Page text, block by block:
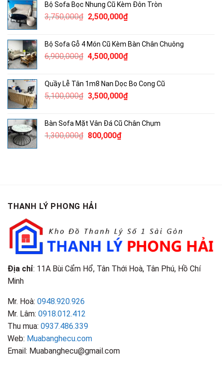
490,000₫.là:
300,000₫.
Bộ Sofa Bọc Nhung Cũ Kèm Đôn Tròn
3,750,000₫ Giá
3,750,000₫.
2,500,000₫Giá
là:
2,500,000₫.
Bộ Sofa Gỗ 4 Món Cũ Kèm Bàn Chân Chuông
6,900,000₫ Giá
6,900,000₫.
4,500,000₫Giá
là:
4,500,000₫.
Quầy Lễ Tân 1m8 Nan Dọc Bo Cong Cũ
5,100,000₫ Giá
5,100,000₫.
3,500,000₫Giá
là:
Bàn Sofa Mặt Vân Đá Cũ Chân Chụm
1,300,000₫ Giá
800,000₫Giá
THANH LÝ PHONG HẢI
Địa chỉ: 11A Bùi Cẩm Hổ, Tân Thới Hoà, Tân Phú, Hồ Chí
Minh
Mr. Hoà: 0948.920.926
Mr. Lâm: 0918.012.412
Thu mua: 0937.486.339
Web: Muabanghecu.com
Email: Muabanghecu@gmail.com